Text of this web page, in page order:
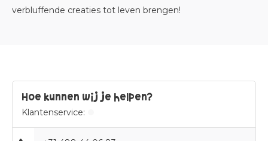
verbluffende creaties tot leven brengen!
Hoe kunnen wij je helpen?
Klantenservice: